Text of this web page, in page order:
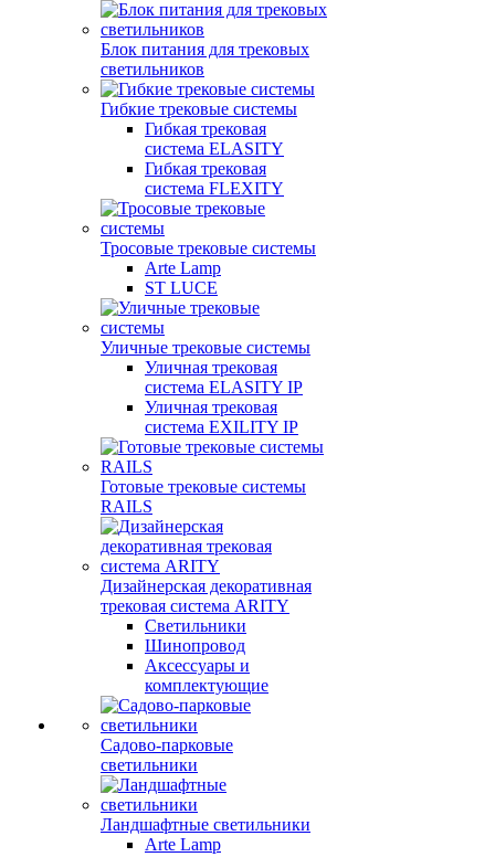
Блок питания для трековых
светильников
Гибкие трековые системы
Гибкая трековая
система ELASITY
Гибкая трековая
система FLEXITY
Тросовые трековые системы
Arte Lamp
ST LUCE
Уличные трековые системы
Уличная трековая
система ELASITY IP
Уличная трековая
система EXILITY IP
Готовые трековые системы
RAILS
Дизайнерская декоративная
трековая система ARITY
Светильники
Шинопровод
Аксессуары и
комплектующие
Садово-парковые
светильники
Ландшафтные светильники
Arte Lamp